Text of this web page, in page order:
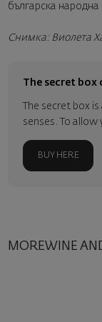
българска
Снимка: Виолета
The secret box
The secret box
senses. To allow
BUY HERE
MOREWINE